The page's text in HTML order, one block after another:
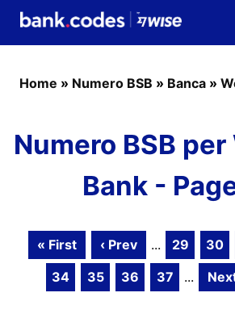
Home » Numero BSB » Banca »
Numero BSB
Bank -
« First ‹ Prev ... 29 30
34
35 36 37 ...